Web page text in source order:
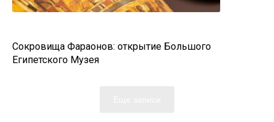
Сокровища Фараонов: открытие Большого
Египетского Музея